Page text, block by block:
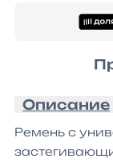
Описание
Ремень с